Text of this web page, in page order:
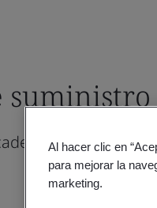
suministro
de
Al hacer clic en
para mejorar la
marketing.